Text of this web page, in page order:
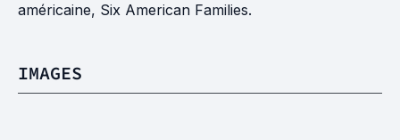
américaine, Six American Families.
IMAGES